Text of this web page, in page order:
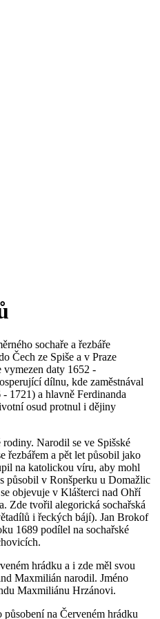
sochaře a řezbáře
Čech ze Spiše a v Praze
vymezen daty 1652 -
dílnu, kde zaměstnával
1721) a hlavně Ferdinanda
osud protnul i dějiny
Narodil se ve Spišské
řezbářem a pět let působil jako
na katolickou víru, aby mohl
působil v Ronšperku u Domažlic
objevuje v Klášterci nad Ohří
Zde tvořil alegorická sochařská
i řeckých bájí). Jan Brokof
1689 podílel na sochařské
hrádku a i zde měl svou
Maxmilián narodil. Jméno
Maxmiliánu Hrzánovi.
na Červeném hrádku